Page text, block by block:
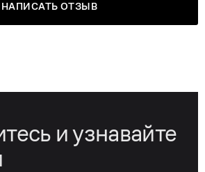
НАПИСАТЬ ОТЗЫВ
и узнавайте